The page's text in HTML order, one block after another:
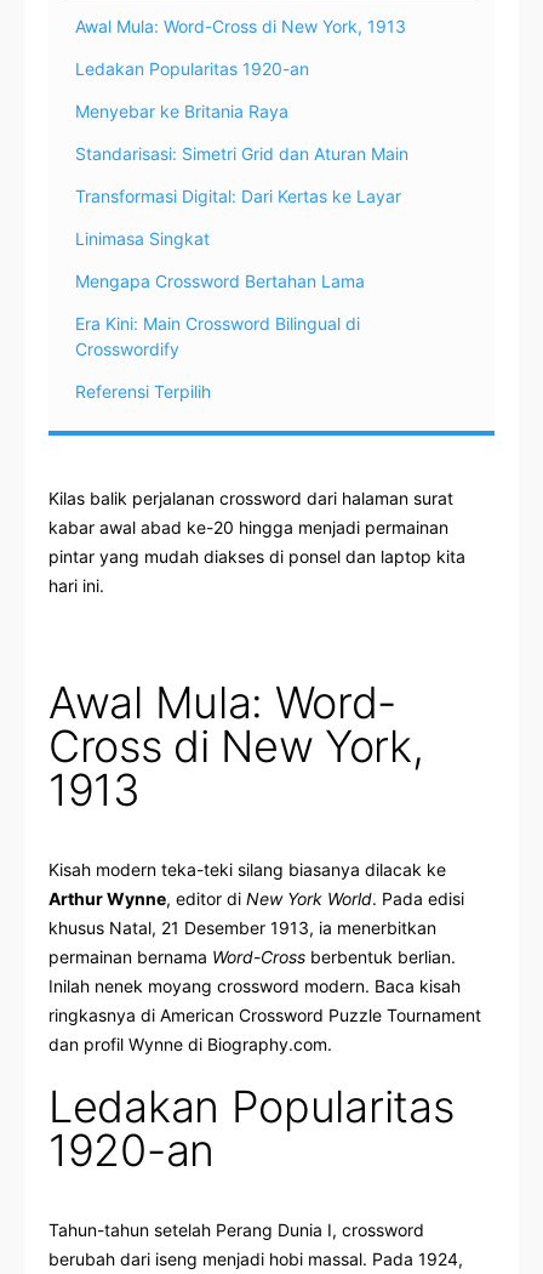
Awal Mula: Word-Cross di New York, 1913
Ledakan Popularitas 1920-an
Menyebar ke Britania Raya
Standarisasi: Simetri Grid dan Aturan Main
Transformasi Digital: Dari Kertas ke Layar
Linimasa Singkat
Mengapa Crossword Bertahan Lama
Era Kini: Main Crossword Bilingual di
Crosswordify
Referensi Terpilih
Kilas balik perjalanan crossword dari halaman surat
kabar awal abad ke-20 hingga menjadi permainan
pintar yang mudah diakses di ponsel dan laptop kita
hari ini.
Awal Mula: Word-
Cross di New York,
1913
Kisah modern teka-teki silang biasanya dilacak ke
Arthur Wynne, editor di New York World. Pada edisi
khusus Natal, 21 Desember 1913, ia menerbitkan
permainan bernama Word-Cross berbentuk berlian.
Inilah nenek moyang crossword modern. Baca kisah
ringkasnya di American Crossword Puzzle Tournament
dan profil Wynne di Biography.com.
Ledakan Popularitas
1920-an
Tahun-tahun setelah Perang Dunia I, crossword
berubah dari iseng menjadi hobi massal. Pada 1924,